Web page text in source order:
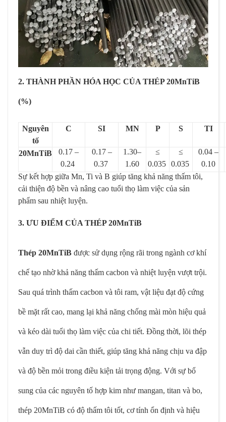
2. THÀNH PHẦN HÓA HỌC CỦA THÉP 20MnTiB
(%)
Nguyên
tố
C SI MN P S TI
20MnTiB
0.17 –
0.24
0.17 –
0.37
1.30–
1.60
≤
0.035
≤
0.035
0.04 –
0.10
Sự kết hợp giữa Mn, Ti và B giúp tăng khả năng thấm tôi,
cải thiện độ bền và nâng cao tuổi thọ làm việc của sản
phẩm sau nhiệt luyện.
3. ƯU ĐIỂM CỦA THÉP 20MnTiB
Thép 20MnTiB được sử dụng rộng rãi trong ngành cơ khí
chế tạo nhờ khả năng thấm cacbon và nhiệt luyện vượt trội.
Sau quá trình thấm cacbon và tôi ram, vật liệu đạt độ cứng
bề mặt rất cao, mang lại khả năng chống mài mòn hiệu quả
và kéo dài tuổi thọ làm việc của chi tiết. Đồng thời, lõi thép
vẫn duy trì độ dai cần thiết, giúp tăng khả năng chịu va đập
và độ bền mỏi trong điều kiện tải trọng động. Với sự bổ
sung của các nguyên tố hợp kim như mangan, titan và bo,
thép 20MnTiB có độ thấm tôi tốt, cơ tính ổn định và hiệu